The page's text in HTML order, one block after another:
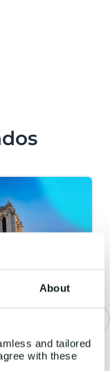
About
and tailored
with these
de